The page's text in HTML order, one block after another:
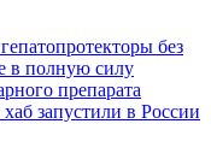
без
в полную силу
препарата
запустили в России